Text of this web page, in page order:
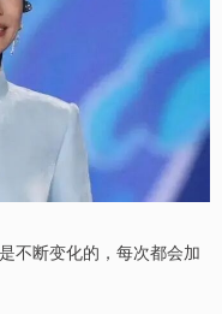
不断变化的，每次都会加